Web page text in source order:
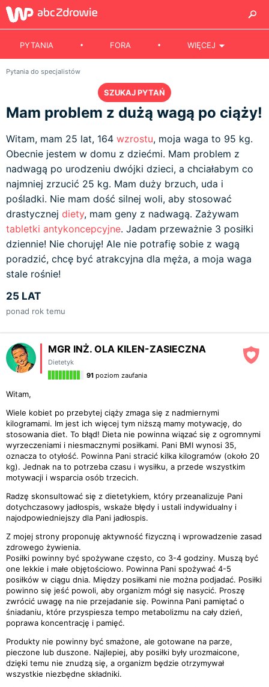
PYTANIA FORA WIĘCEJ
Pytania do specjalistów
SZUKAJ PYTAŃ
Mam problem z dużą wagą po ciąży!
Witam, mam 25 lat, 164 wzrostu, moja waga to 95 kg.
Obecnie jestem w domu z dziećmi. Mam problem z
nadwagą po urodzeniu dwójki dzieci, a chciałabym co
najmniej zrzucić 25 kg. Mam duży brzuch, uda i
pośladki. Nie mam dość silnej woli, aby stosować
drastycznej diety, mam geny z nadwagą. Zażywam
tabletki antykoncepcyjne. Jadam przeważnie 3 posiłki
dziennie! Nie choruję! Ale nie potrafię sobie z wagą
poradzić, chcę być atrakcyjna dla męża, a moja waga
stale rośnie!
25 LAT
ponad rok temu
MGR INŻ. OLA KILEN-ZASIECZNA
Dietetyk
91 poziom zaufania
Witam,
Wiele kobiet po przebytej ciąży zmaga się z nadmiernymi
kilogramami. Im jest ich więcej tym niższą mamy motywację, do
stosowania diet. To błąd! Dieta nie powinna wiązać się z ogromnymi
wyrzeczeniami i niesmacznymi posiłkami. Pani BMI wynosi 35,
oznacza to otyłość. Powinna Pani stracić kilka kilogramów (około 20
kg). Jednak na to potrzeba czasu i wysiłku, a przede wszystkim
motywacji i wsparcia osób trzecich.
Radzę skonsultować się z dietetykiem, który przeanalizuje Pani
dotychczasowy jadłospis, wskaże błędy i ustali indywidualny i
najodpowiedniejszy dla Pani jadłospis.
Z mojej strony proponuję aktywność fizyczną i wprowadzenie zasad
zdrowego żywienia.
Posiłki powinny być spożywane często, co 3-4 godziny. Muszą być
one lekkie i małe objętościowo. Powinna Pani spożywać 4-5
posiłków w ciągu dnia. Między posiłkami nie można podjadać. Posiłki
powinno się jeść powoli, aby organizm mógł się nasycić. Proszę
zwrócić uwagę na nie przejadanie się. Powinna Pani pamiętać o
śniadaniu, które przyspiesza tempo metabolizmu na cały dzień,
poprawa koncentrację i pamięć.
Produkty nie powinny być smażone, ale gotowane na parze,
pieczone lub duszone. Najlepiej, aby posiłki były urozmaicone,
dzięki temu nie znudzą się, a organizm będzie otrzymywał
wszystkie niezbędne składniki.